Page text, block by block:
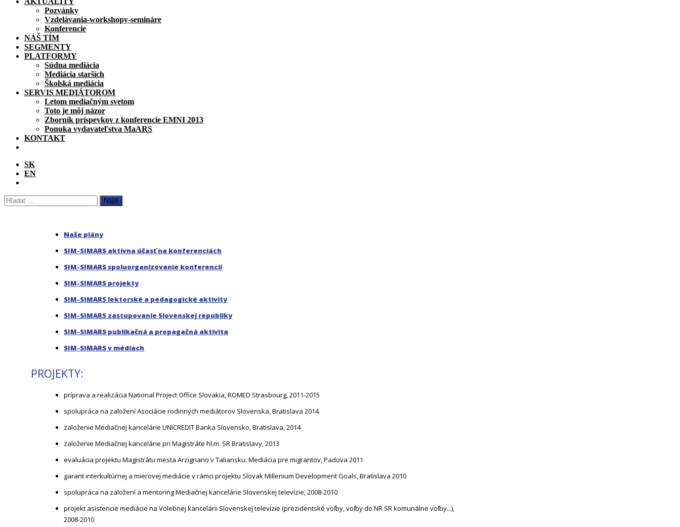
Pozvánky
Vzdelávania-workshopy-semináre
Konferencie
NÁŠ TÍM
SEGMENTY
PLATFORMY
Súdna mediácia
Mediácia starších
Školská mediácia
SERVIS MEDIÁTOROM
Letom mediačným svetom
Toto je môj názor
Zborník príspevkov z konferencie EMNI 2013
Ponuka vydavateľstva MaARS
KONTAKT
SK
EN
Hľadať:
Naše plány
SIM-SIMARS aktívna účasť na konferenciách
SIM-SIMARS spoluorganizovanie konferencií
SIM-SIMARS projekty
SIM-SIMARS lektorské a pedagogické aktivity
SIM-SIMARS zastupovanie Slovenskej republiky
SIM-SIMARS publikačná a propagačná aktivita
SIM-SIMARS v médiach
PROJEKTY:
príprava a realizácia National Project Office Slovakia, ROMED Strasbourg, 2011-2015
spolupráca na založení Asociácie rodinných mediátorov Slovenska, Bratislava 2014
založenie Mediačnej kancelárie UNICREDIT Banka Slovensko, Bratislava, 2014
založenie Mediačnej kancelárie pri Magistráte hl.m. SR Bratislavy, 2013
evaluácia projektu Magistrátu mesta Arzignano v Taliansku: Mediácia pre migrantov, Padova 2011
garant interkultúrnej a mierovej mediácie v rámci projektu Slovak Millenium Development Goals, Bratislava 2010
spolupráca na založení a mentoring Mediačnej kancelárie Slovenskej televízie, 2008-2010
projekt asistencie mediácie na Volebnej kancelárii Slovenskej televízie (prezidentské voľby, voľby do NR SR komunálne voľby...),
2008-2010